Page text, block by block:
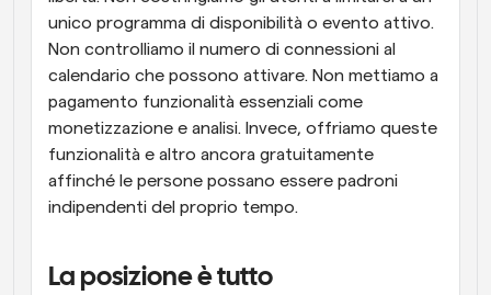
unico programma di disponibilità o evento attivo.
Non controlliamo il numero di connessioni al
calendario che possono attivare. Non mettiamo a
pagamento funzionalità essenziali come
monetizzazione e analisi. Invece, offriamo queste
funzionalità e altro ancora gratuitamente
affinché le persone possano essere padroni
indipendenti del proprio tempo.
La posizione è tutto